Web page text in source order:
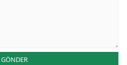
GÖNDER